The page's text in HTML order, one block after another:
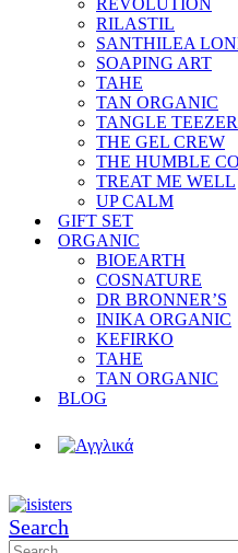
REVOLUTION
RILASTIL
SANTHILEA
SOAPING ART
TAHE
TAN ORGANIC
TANGLE TEEZER
THE GEL CREW
THE HUMBLE CO
TREAT ME WELL
UP CALM
GIFT SET
ORGANIC
BIOEARTH
COSNATURE
DR BRONNER’S
INIKA ORGANIC
KEFIRKO
TAHE
TAN ORGANIC
BLOG
Search